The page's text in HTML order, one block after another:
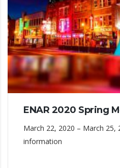
ENAR 2020 Spring
March 22, 2020 – March 25,
information